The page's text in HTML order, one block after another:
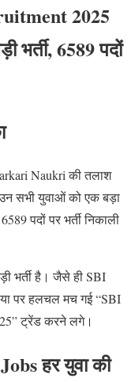
2025
6589 पदों
Naukri की तलाश
सभी युवाओं को एक बड़ा
पदों पर भर्ती निकाली
भर्ती है। जैसे ही SBI
पर हलचल मच गई “SBI
ट्रेंड करने लगे।
हर युवा की